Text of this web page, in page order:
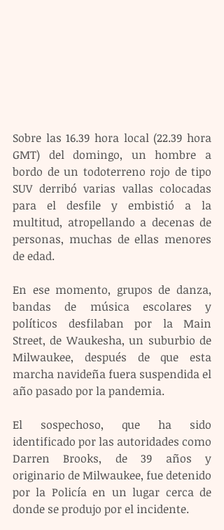
Sobre las 16.39 hora local (22.39 hora
GMT) del domingo, un hombre a
bordo de un todoterreno rojo de tipo
SUV derribó varias vallas colocadas
para el desfile y embistió a la
multitud, atropellando a decenas de
personas, muchas de ellas menores
de edad.
En ese momento, grupos de danza,
bandas de música escolares y
políticos desfilaban por la Main
Street, de Waukesha, un suburbio de
Milwaukee, después de que esta
marcha navideña fuera suspendida el
año pasado por la pandemia.
El sospechoso, que ha sido
identificado por las autoridades como
Darren Brooks, de 39 años y
originario de Milwaukee, fue detenido
por la Policía en un lugar cerca de
donde se produjo por el incidente.